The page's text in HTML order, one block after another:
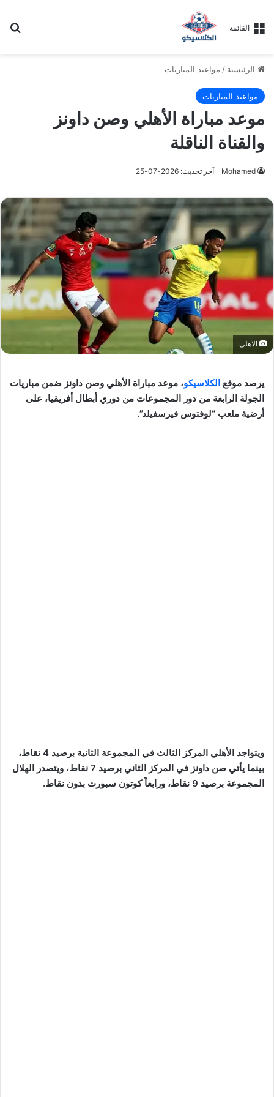
القائمة
الرئيسية / مواعيد المباريات
مواعيد المباريات
موعد مباراة الأهلي وصن داونز
والقناة الناقلة
Mohamed آخر تحديث: 2026-07-25
الاهلي
يرصد موقع الكلاسيكو، موعد مباراة الأهلي وصن داونز ضمن مباريات
الجولة الرابعة من دور المجموعات من دوري أبطال أفريقيا، على
أرضية ملعب “لوفتوس فيرسفيلد”.
ويتواجد الأهلي المركز الثالث في المجموعة الثانية برصيد 4 نقاط،
بينما يأتي صن داونز في المركز الثاني برصيد 7 نقاط، ويتصدر الهلال
المجموعة برصيد 9 نقاط، ورابعاً كوتون سبورت بدون نقاط.